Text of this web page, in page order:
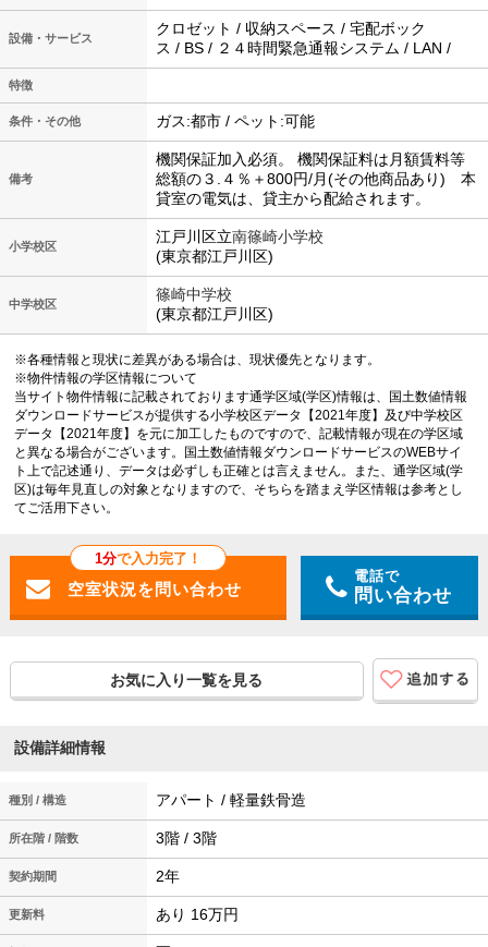
設備・サービス
クロゼット / 収納スペース / 宅配ボック
ス / BS / ２４時間緊急通報システム / LAN /
特徴
条件・その他 ガス:都市 / ペット:可能
備考
機関保証加入必須。 機関保証料は月額賃料等
総額の３.４％＋800円/月(その他商品あり) 本
貸室の電気は、貸主から配給されます。
小学校区
江戸川区立南篠崎小学校
(東京都江戸川区)
中学校区
篠崎中学校
(東京都江戸川区)
※各種情報と現状に差異がある場合は、現状優先となります。
※物件情報の学区情報について
当サイト物件情報に記載されております通学区域(学区)情報は、国土数値情報
ダウンロードサービスが提供する小学校区データ【2021年度】及び中学校区
データ【2021年度】を元に加工したものですので、記載情報が現在の学区域
と異なる場合がございます。国土数値情報ダウンロードサービスのWEBサイ
ト上で記述通り、データは必ずしも正確とは言えません。また、通学区域(学
区)は毎年見直しの対象となりますので、そちらを踏まえ学区情報は参考とし
てご活用下さい。
1分で入力完了！
電話で
問い合わせ
お気に入り一覧を見る
設備詳細情報
種別 / 構造 アパート / 軽量鉄骨造
所在階 / 階数 3階 / 3階
契約期間 2年
更新料 あり 16万円